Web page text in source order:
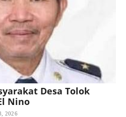
Desa Tolok
Nino
2026